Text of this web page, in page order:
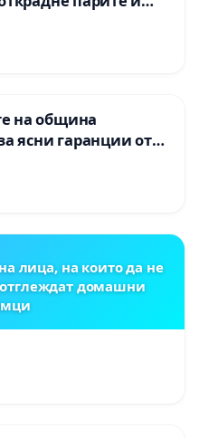
на община
ясни гаранции от
че ще се
норми!
лица, на които да не
домашни